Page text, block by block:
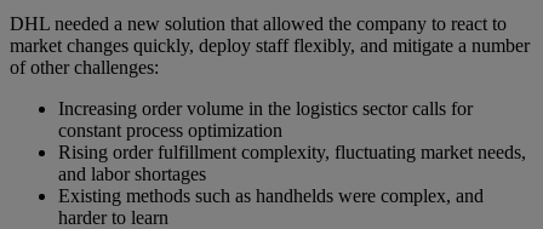
DHL needed a new solution that allowed the company to react to
market changes quickly, deploy staff flexibly, and mitigate a number
of other challenges:
Increasing order volume in the logistics sector calls for
constant process optimization
Rising order fulfillment complexity, fluctuating market needs,
and labor shortages
Existing methods such as handhelds were complex, and
harder to learn